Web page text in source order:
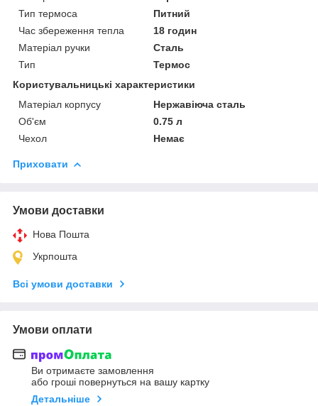
Тип термоса
Питний
Час збереження тепла
18 годин
Матеріал ручки
Сталь
Тип
Термос
Користувальницькі характеристики
Матеріал корпусу
Нержавіюча сталь
Об'єм
0.75 л
Чехол
Немає
Приховати
Умови доставки
Нова Пошта
Укрпошта
Всі умови доставки
Умови оплати
Ви отримаєте замовлення
або гроші повернуться на вашу картку
Детальніше